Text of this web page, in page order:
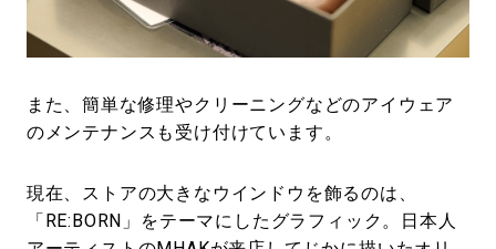
また、簡単な修理やクリーニングなどのアイウェア
のメンテナンスも受け付けています。
現在、ストアの大きなウインドウを飾るのは、
「RE:BORN」をテーマにしたグラフィック。日本人